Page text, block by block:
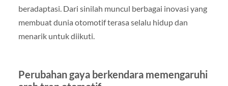
beradaptasi. Dari sinilah muncul berbagai inovasi yang
membuat dunia otomotif terasa selalu hidup dan
menarik untuk diikuti.
Perubahan gaya berkendara memengaruhi